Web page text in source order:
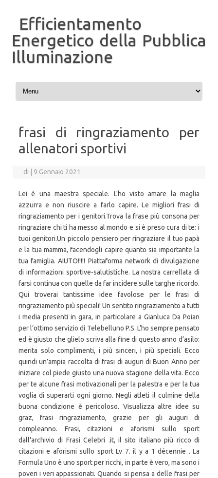
Efficientamento
Energetico della Pubblica
Illuminazione
Vai al contenuto
frasi di ringraziamento per
allenatori sportivi
di 9 Gennaio 2021
Lei è una maestra speciale. L'ho visto amare la maglia
azzurra e non riuscire a farlo capire. Le migliori frasi di
ringraziamento per i genitori.Trova la frase più consona per
ringraziare chi ti ha messo al mondo e si è preso cura di te: i
tuoi genitori.Un piccolo pensiero per ringraziare il tuo papà
e la tua mamma, facendogli capire quanto sia importante la
tua famiglia. AIUTO!!!!! Piattaforma network di divulgazione
di informazioni sportive-salutistiche. La nostra carrellata di
farsi continua con quelle da far incidere sulle targhe ricordo.
Qui troverai tantissime idee favolose per le frasi di
ringraziamento più speciali! Un sentito ringraziamento a tutti
i media presenti in gara, in particolare a Gianluca Da Poian
per l’ottimo servizio di Telebelluno P.S. L’ho sempre pensato
ed è giusto che glielo scriva alla fine di questo anno d’asilo:
merita solo complimenti, i più sinceri, i più speciali. Ecco
quindi un’ampia raccolta di frasi di auguri di Buon Anno per
iniziare col piede giusto una nuova stagione della vita. Ecco
per te alcune frasi motivazionali per la palestra e per la tua
voglia di superarti ogni giorno. Negli atleti il culmine della
buona condizione è pericoloso. Visualizza altre idee su
graz, frasi ringraziamento, grazie per gli auguri di
compleanno. Frasi, citazioni e aforismi sullo sport
dall'archivio di Frasi Celebri .it, il sito italiano più ricco di
citazioni e aforismi sullo sport Lv 7. il y a 1 décennie . La
Formula Uno è uno sport per ricchi, in parte è vero, ma sono i
poveri i veri appassionati. Quando si pensa a delle frasi per